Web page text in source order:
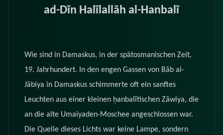
ad-Dīn Halīlallāh al-Hanbalī
Wie sind in Damaskus, in der spätosmanischen Zeit,
19. Jahrhundert. In den engen Gassen von Bāb al-
Jābiya in Damaskus schimmerte oft ein sanftes
Leuchten aus einer kleinen ḥanbalītischen Zāwiya, die
an die alte Umaiyaden-Moschee angeschlossen war.
Die Quelle dieses Lichts war keine Lampe, sondern